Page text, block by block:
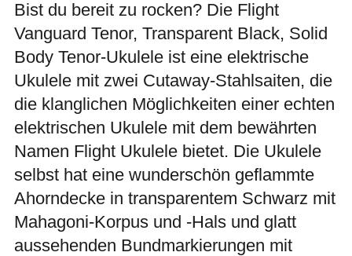
Bist du bereit zu rocken? Die Flight
Vanguard Tenor, Transparent Black, Solid
Body Tenor-Ukulele ist eine elektrische
Ukulele mit zwei Cutaway-Stahlsaiten, die
die klanglichen Möglichkeiten einer echten
elektrischen Ukulele mit dem bewährten
Namen Flight Ukulele bietet. Die Ukulele
selbst hat eine wunderschön geflammte
Ahorndecke in transparentem Schwarz mit
Mahagoni-Korpus und -Hals und glatt
aussehenden Bundmarkierungen mit